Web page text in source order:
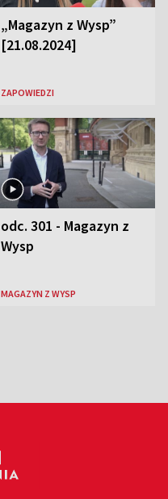
„Magazyn z Wysp”
[21.08.2024]
ZAPOWIEDZI
odc. 301 - Magazyn z
Wysp
MAGAZYN Z WYSP